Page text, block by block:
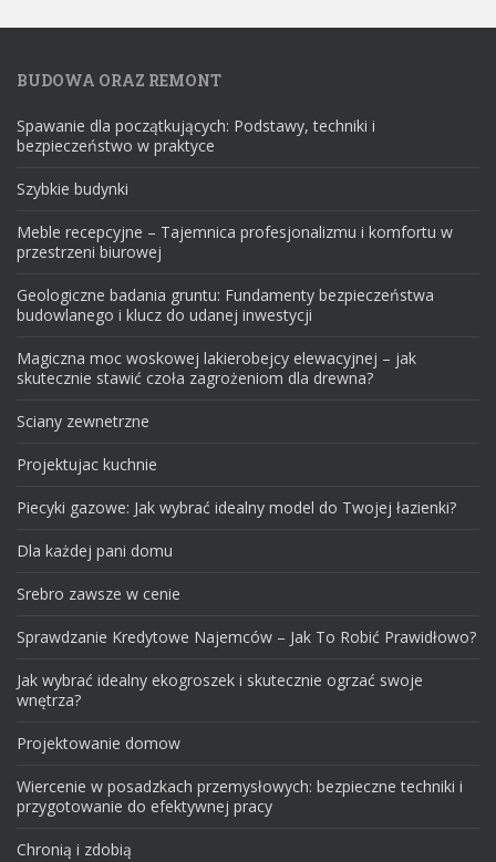
BUDOWA ORAZ REMONT
Spawanie dla początkujących: Podstawy, techniki i
bezpieczeństwo w praktyce
Szybkie budynki
Meble recepcyjne – Tajemnica profesjonalizmu i komfortu w
przestrzeni biurowej
Geologiczne badania gruntu: Fundamenty bezpieczeństwa
budowlanego i klucz do udanej inwestycji
Magiczna moc woskowej lakierobejcy elewacyjnej – jak
skutecznie stawić czoła zagrożeniom dla drewna?
Sciany zewnetrzne
Projektujac kuchnie
Piecyki gazowe: Jak wybrać idealny model do Twojej łazienki?
Dla każdej pani domu
Srebro zawsze w cenie
Sprawdzanie Kredytowe Najemców – Jak To Robić Prawidłowo?
Jak wybrać idealny ekogroszek i skutecznie ogrzać swoje
wnętrza?
Projektowanie domow
Wiercenie w posadzkach przemysłowych: bezpieczne techniki i
przygotowanie do efektywnej pracy
Chronią i zdobią